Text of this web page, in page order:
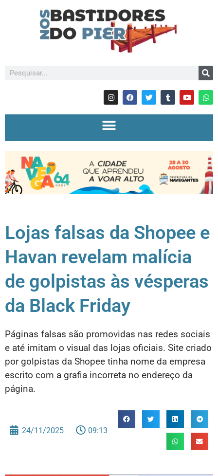
Lojas falsas da Shopee e
Havan revelam malícia
de golpistas às vésperas
da Black Friday
Páginas falsas são promovidas nas redes sociais
e até imitam o visual das lojas oficiais. Site criado
por golpistas da Shopee tinha nome da empresa
escrito com a grafia incorreta no endereço da
página.
24/11/2025 09:13